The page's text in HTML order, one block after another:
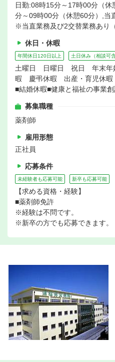
日勤:08時15分～17時00分（
分～09時00分（休憩60分）,当
※当直業務及び2交替業務あり
休日・休暇
年間休日120日以上 土日休み（相談可含
土曜日 日曜日 祝日 年末年
暇 慶弔休暇 出産・育児休暇
■結婚休暇■健康と福祉の事業創
募集職種
薬剤師
雇用形態
正社員
応募条件
未経験者も応募可能 新卒も応募可能
【求める資格・経験】
■薬剤師免許
※経験は不問です。
※新卒の方でも応募できます。